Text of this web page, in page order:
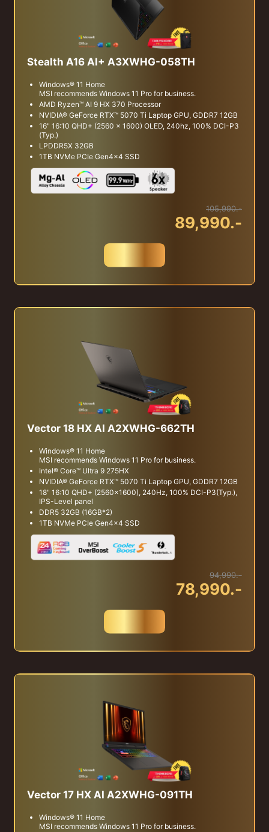
Stealth A16 AI+ A3XWHG-058TH
Windows® 11 Home
MSI recommends Windows 11 Pro for business.
AMD Ryzen™ AI 9 HX 370 Processor
NVIDIA® GeForce RTX™ 5070 Ti Laptop GPU, GDDR7 12GB
16" 16:10 QHD+ (2560 x 1600) OLED, 240hz, 100% DCI-P3
(Typ.)
LPDDR5X 32GB
1TB NVMe PCIe Gen4x4 SSD
105,990.-
89,990.-
Vector 18 HX AI A2XWHG-662TH
Windows® 11 Home
MSI recommends Windows 11 Pro for business.
Intel® Core™ Ultra 9 275HX
NVIDIA® GeForce RTX™ 5070 Ti Laptop GPU, GDDR7 12GB
18" 16:10 QHD+ (2560x1600), 240Hz, 100% DCI-P3(Typ.),
IPS-Level panel
DDR5 32GB (16GB*2)
1TB NVMe PCIe Gen4x4 SSD
94,990.-
78,990.-
Vector 17 HX AI A2XWHG-091TH
Windows® 11 Home
MSI recommends Windows 11 Pro for business.